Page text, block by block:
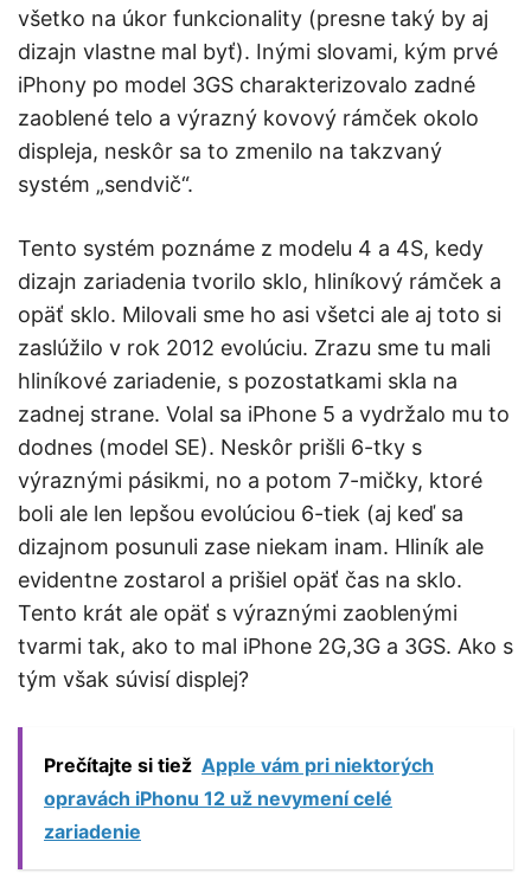
všetko na úkor funkcionality (presne taký by aj
dizajn vlastne mal byť). Inými slovami, kým prvé
iPhony po model 3GS charakterizovalo zadné
zaoblené telo a výrazný kovový rámček okolo
displeja, neskôr sa to zmenilo na takzvaný
systém „sendvič“.
Tento systém poznáme z modelu 4 a 4S, kedy
dizajn zariadenia tvorilo sklo, hliníkový rámček a
opäť sklo. Milovali sme ho asi všetci ale aj toto si
zaslúžilo v rok 2012 evolúciu. Zrazu sme tu mali
hliníkové zariadenie, s pozostatkami skla na
zadnej strane. Volal sa iPhone 5 a vydržalo mu to
dodnes (model SE). Neskôr prišli 6-tky s
výraznými pásikmi, no a potom 7-mičky, ktoré
boli ale len lepšou evolúciou 6-tiek (aj keď sa
dizajnom posunuli zase niekam inam. Hliník ale
evidentne zostarol a prišiel opäť čas na sklo.
Tento krát ale opäť s výraznými zaoblenými
tvarmi tak, ako to mal iPhone 2G,3G a 3GS. Ako s
tým však súvisí displej?
Prečítajte si tiež Apple vám pri niektorých
opravách iPhonu 12 už nevymení celé
zariadenie